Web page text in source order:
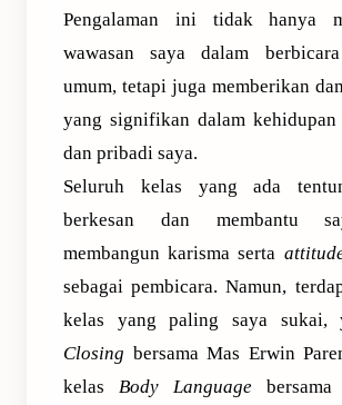
Pengalaman ini tidak hanya
wawasan saya dalam
umum, tetapi juga memberikan
yang signifikan dalam
dan pribadi saya.
Seluruh kelas yang ada
berkesan dan membantu
membangun karisma serta
sebagai pembicara. Namun,
kelas yang paling saya sukai,
Closing bersama Mas Erwin
kelas Body Language